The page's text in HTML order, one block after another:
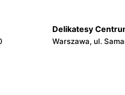
Delikatesy
Warszawa, ul.
Warszawa, ul.